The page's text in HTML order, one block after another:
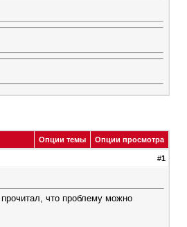
Опции темы Опции просмотра
#1
что проблему можно